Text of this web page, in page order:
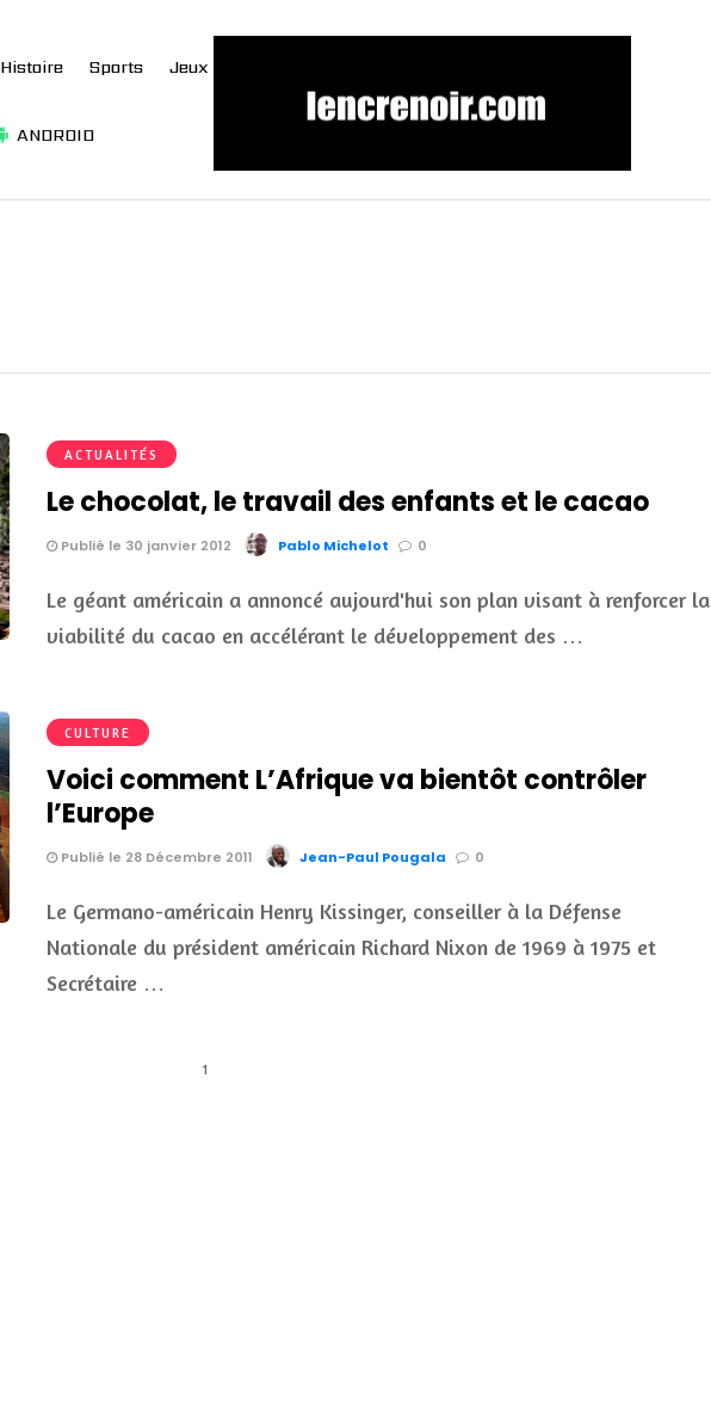
Histoire Sports Jeux
ANDROID
ACTUALITÉS
Le chocolat, le travail des enfants et le cacao
Publié le 30 janvier 2012 Pablo Michelot 0
Le géant américain a annoncé aujourd'hui son plan visant à renforcer la
viabilité du cacao en accélérant le développement des …
CULTURE
Voici comment L’Afrique va bientôt contrôler
l’Europe
Publié le 28 Décembre 2011 Jean-Paul Pougala 0
Le Germano-américain Henry Kissinger, conseiller à la Défense
Nationale du président américain Richard Nixon de 1969 à 1975 et
Secrétaire …
1